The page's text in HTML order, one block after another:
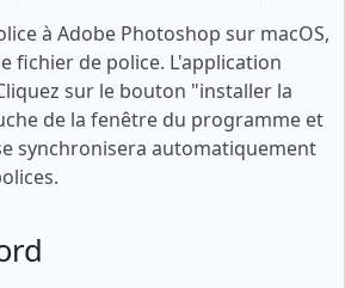
à Adobe Photoshop sur macOS,
fichier de police. L'application
sur le bouton "installer la
de la fenêtre du programme et
synchronisera automatiquement